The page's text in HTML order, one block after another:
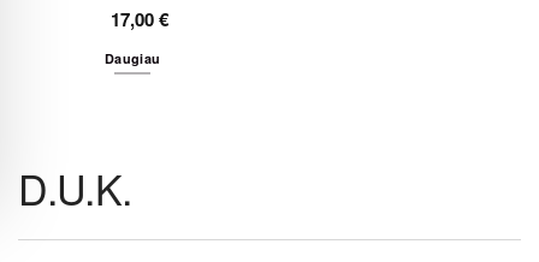
17,00€
Daugiau
D.U.K.